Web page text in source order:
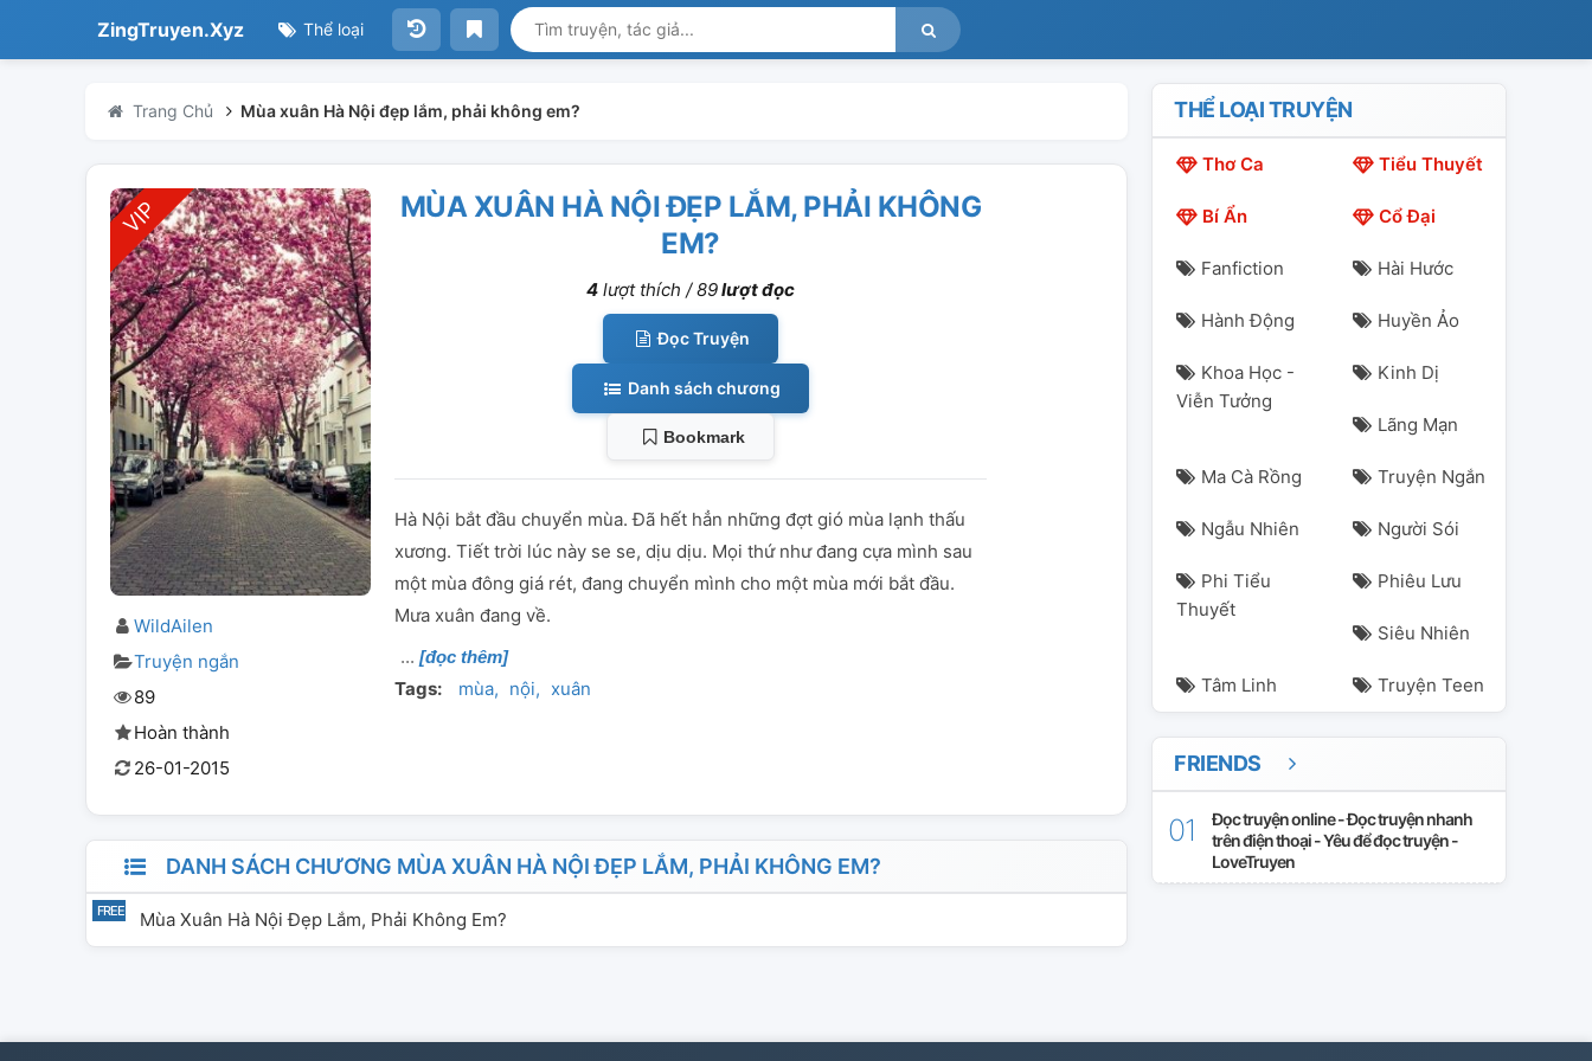
ZingTruyen.Xyz Thể loại
Trang Chủ Mùa xuân Hà Nội đẹp lắm, phải không em?
WildAilen
Truyện ngắn
89
Hoàn thành
26-01-2015
MÙA XUÂN HÀ NỘI ĐẸP LẮM, PHẢI KHÔNG
EM?
4 lượt thích /89lượt đọc
Đọc Truyện
Danh sách chương
Bookmark
Hà Nội bắt đầu chuyển mùa. Đã hết hẳn những đợt gió mùa lạnh thấu
xương. Tiết trời lúc này se se, dịu dịu. Mọi thứ như đang cựa mình sau
một mùa đông giá rét, đang chuyển mình cho một mùa mới bắt đầu.
Mưa xuân đang về.
[đọc thêm]
Tags: mùa nội xuân
DANH SÁCH CHƯƠNG MÙA XUÂN HÀ NỘI ĐẸP LẮM, PHẢI KHÔNG EM?
Mùa Xuân Hà Nội Đẹp Lắm, Phải Không Em?
THỂ LOẠI TRUYỆN
Thơ Ca Tiểu Thuyết
Bí Ẩn Cổ Đại
Fanfiction Hài Hước
Hành Động Huyền Ảo
Khoa Học -
Viễn Tưởng
Kinh Dị
Lãng Mạn
Ma Cà Rồng Truyện Ngắn
Ngẫu Nhiên Người Sói
Phi Tiểu
Thuyết
Phiêu Lưu
Siêu Nhiên
Tâm Linh Truyện Teen
FRIENDS
Đọc truyện online - Đọc truyện nhanh
trên điện thoại - Yêu để đọc truyện -
LoveTruyen